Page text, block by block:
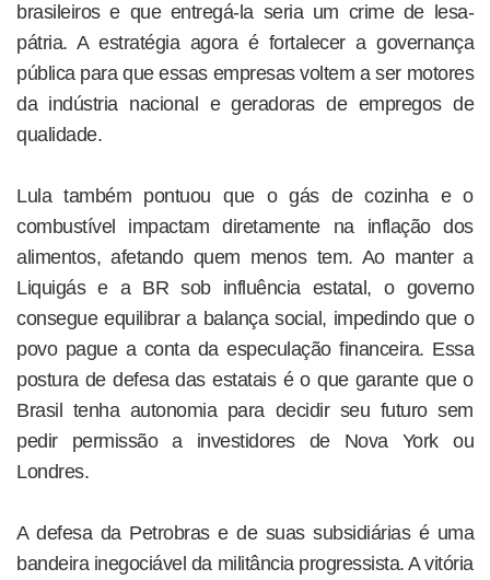
brasileiros e que entregá-la seria um crime de lesa-
pátria. A estratégia agora é fortalecer a governança
pública para que essas empresas voltem a ser motores
da indústria nacional e geradoras de empregos de
qualidade.
Lula também pontuou que o gás de cozinha e o
combustível impactam diretamente na inflação dos
alimentos, afetando quem menos tem. Ao manter a
Liquigás e a BR sob influência estatal, o governo
consegue equilibrar a balança social, impedindo que o
povo pague a conta da especulação financeira. Essa
postura de defesa das estatais é o que garante que o
Brasil tenha autonomia para decidir seu futuro sem
pedir permissão a investidores de Nova York ou
Londres.
A defesa da Petrobras e de suas subsidiárias é uma
bandeira inegociável da militância progressista. A vitória